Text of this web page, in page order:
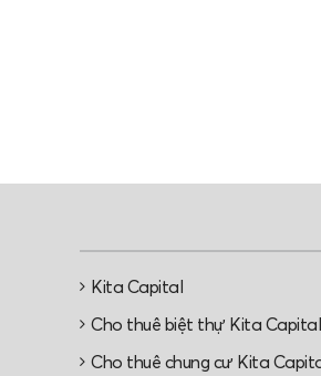
Kita Capital
Cho thuê biệt thự Kita Capital
Cho thuê chung cư Kita